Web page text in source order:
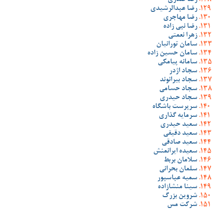
رضا عبدالرشیدی
رضا مهاجری
رضا نبی زاده
زهرا نعمتی
سامان تورانیان
سامان حسین زاده
سامانه پیامکی
سجاد اژدر
سجاد بیرانوند
سجاد حسامی
سجاد حیدری
سرپرست باشگاه
سرمایه گذاری
سعید حیدری
سعید دقیقی
سعید صادقی
سعیده ایرانمنش
سلامان بربط
سلمان بحرانی
سمیه عباسپور
سینا منشازاده
شروین بزرگ
شرکت مس